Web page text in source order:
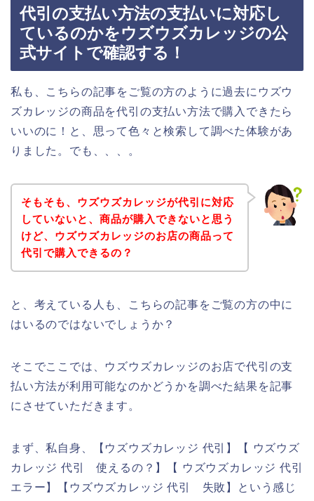
代引の支払い方法の支払いに対応し
ているのかをウズウズカレッジの公
式サイトで確認する！
私も、こちらの記事をご覧の方のように過去にウズウ
ズカレッジの商品を代引の支払い方法で購入できたら
いいのに！と、思って色々と検索して調べた体験があ
りました。でも、、、。
そもそも、ウズウズカレッジが代引に対応
していないと、商品が購入できないと思う
けど、ウズウズカレッジのお店の商品って
代引で購入できるの？
と、考えている人も、こちらの記事をご覧の方の中に
はいるのではないでしょうか？
そこでここでは、ウズウズカレッジのお店で代引の支
払い方法が利用可能なのかどうかを調べた結果を記事
にさせていただきます。
まず、私自身、【ウズウズカレッジ 代引】【 ウズウズ
カレッジ 代引 使えるの？】【 ウズウズカレッジ 代引
エラー】【ウズウズカレッジ 代引 失敗】という感じ